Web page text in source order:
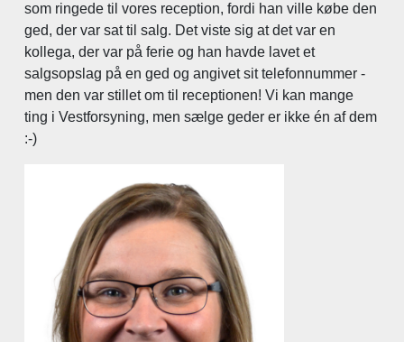
som ringede til vores reception, fordi han ville købe den
ged, der var sat til salg. Det viste sig at det var en
kollega, der var på ferie og han havde lavet et
salgsopslag på en ged og angivet sit telefonnummer -
men den var stillet om til receptionen! Vi kan mange
ting i Vestforsyning, men sælge geder er ikke én af dem
:-)